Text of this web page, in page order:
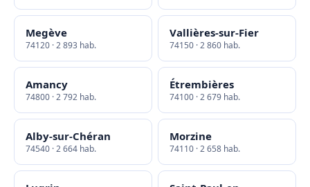
Megève
74120 · 2 893 hab.
Vallières-sur-Fier
74150 · 2 860 hab.
Amancy
74800 · 2 792 hab.
Étrembières
74100 · 2 679 hab.
Alby-sur-Chéran
74540 · 2 664 hab.
Morzine
74110 · 2 658 hab.